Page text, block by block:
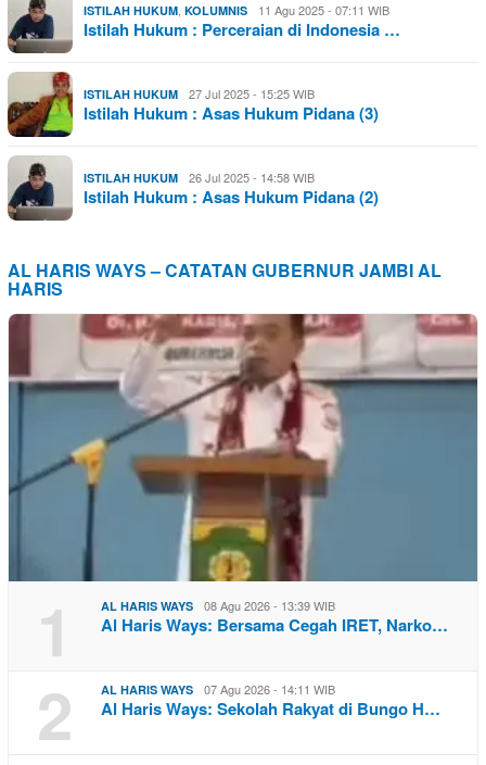
ISTILAH HUKUM, KOLUMNIS 11 Agu 2025 - 07:11 WIB
Istilah Hukum : Perceraian di Indonesia …
ISTILAH HUKUM 27 Jul 2025 - 15:25 WIB
Istilah Hukum : Asas Hukum Pidana (3)
ISTILAH HUKUM 26 Jul 2025 - 14:58 WIB
Istilah Hukum : Asas Hukum Pidana (2)
AL HARIS WAYS – CATATAN GUBERNUR JAMBI AL
HARIS
1 AL HARIS WAYS 08 Agu 2026 - 13:39 WIB
Al Haris Ways: Bersama Cegah IRET, Narko…
2 AL HARIS WAYS 07 Agu 2026 - 14:11 WIB
Al Haris Ways: Sekolah Rakyat di Bungo H…